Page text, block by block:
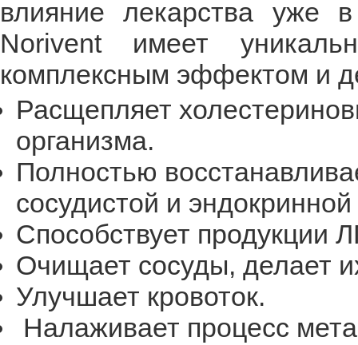
влияние лекарства уже
Norivent имеет
комплексным эффектом и
Расщепляет
организма.
Полностью
сосудистой и
Способствует продукции
Очищает сосуды, делает
Улучшает кровоток.
Налаживает процесс